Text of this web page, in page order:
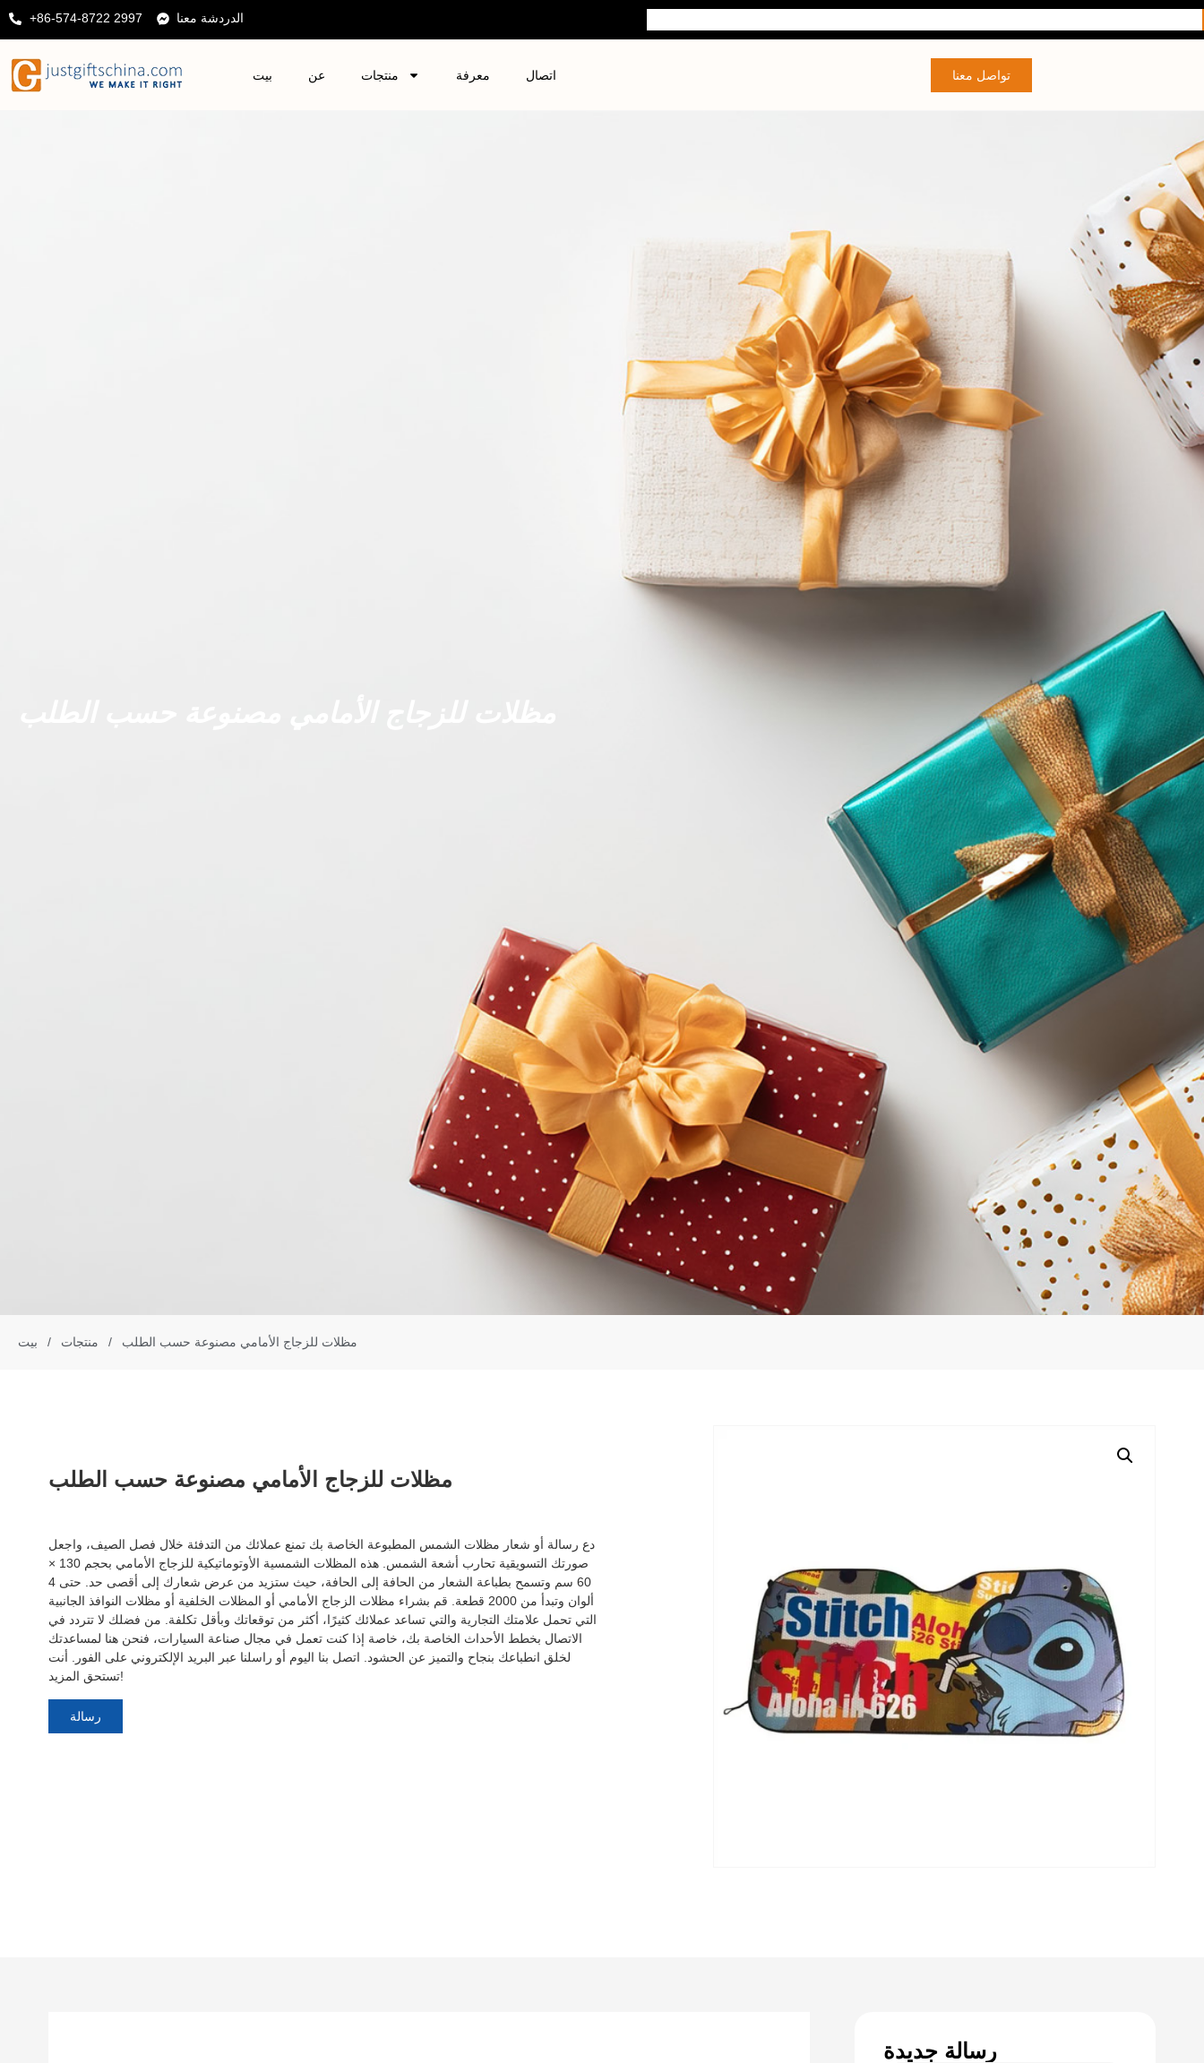
+86-574-8722 2997 الدردشة معنا
بيت عن منتجات معرفة اتصال تواصل معنا
بيت / منتجات / مظلات للزجاج الأمامي مصنوعة حسب الطلب
مظلات للزجاج الأمامي مصنوعة حسب الطلب
دع رسالة أو شعار مظلات الشمس المطبوعة الخاصة بك تمنع عملائك من التدفئة خلال فصل الصيف، واجعل
صورتك التسويقية تحارب أشعة الشمس. هذه المظلات الشمسية الأوتوماتيكية للزجاج الأمامي بحجم 130 ×
60 سم وتسمح بطباعة الشعار من الحافة إلى الحافة، حيث ستزيد من عرض شعارك إلى أقصى حد. حتى 4
ألوان وتبدأ من 2000 قطعة. قم بشراء مظلات الزجاج الأمامي أو المظلات الخلفية أو مظلات النوافذ الجانبية
التي تحمل علامتك التجارية والتي تساعد عملائك كثيرًا، أكثر من توقعاتك وبأقل تكلفة. من فضلك لا تتردد في
الاتصال بخطط الأحداث الخاصة بك، خاصة إذا كنت تعمل في مجال صناعة السيارات، فنحن هنا لمساعدتك
لخلق انطباعك بنجاح والتميز عن الحشود. اتصل بنا اليوم أو راسلنا عبر البريد الإلكتروني على الفور. أنت
تستحق المزيد!
رسالة
رسالة جديدة